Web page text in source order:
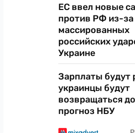
ЕС ввел новые
против РФ из-за
массированных
российских
Украине
Зарплаты будут
украинцы будут
возвращаться
прогноз НБУ